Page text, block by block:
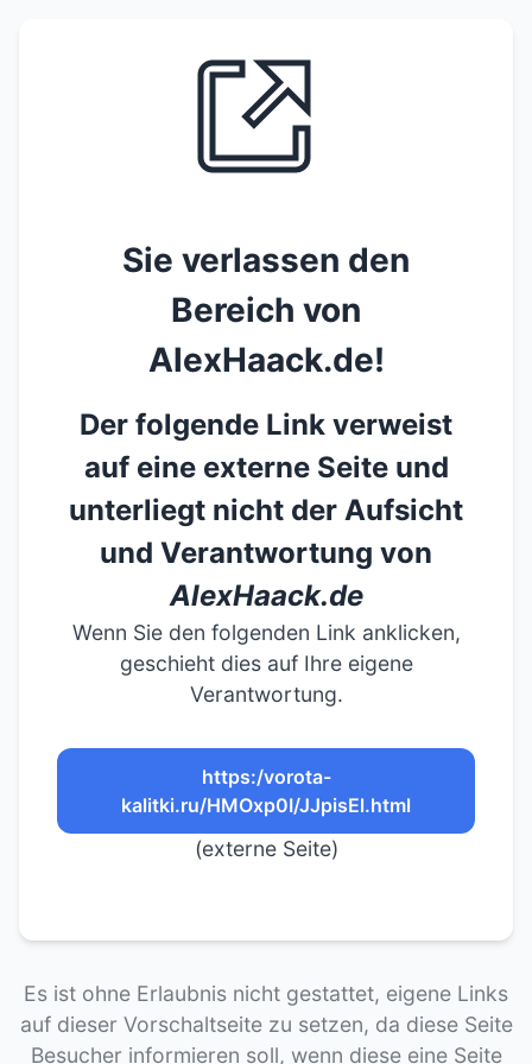
Sie verlassen den
Bereich von
AlexHaack.de!
Der folgende Link verweist
auf eine externe Seite und
unterliegt nicht der Aufsicht
und Verantwortung von
AlexHaack.de
Wenn Sie den folgenden Link anklicken,
geschieht dies auf Ihre eigene
Verantwortung.
https:/vorota-
kalitki.ru/HMOxp0I/JJpisEl.html
(externe Seite)
Es ist ohne Erlaubnis nicht gestattet, eigene Links
auf dieser Vorschaltseite zu setzen, da diese Seite
Besucher informieren soll, wenn diese eine Seite